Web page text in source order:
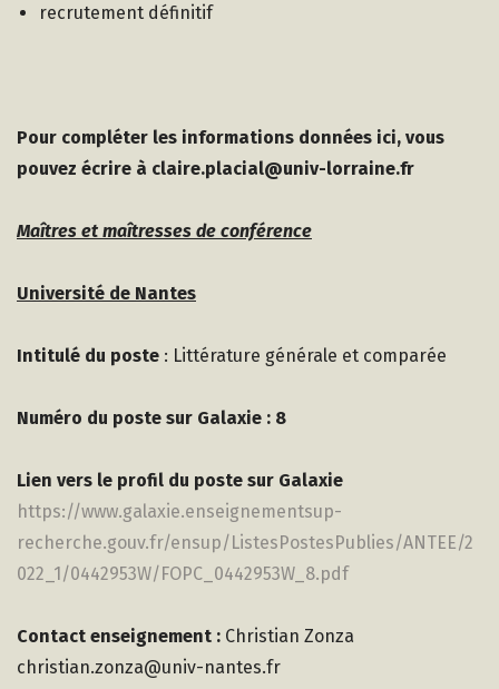
recrutement définitif
Pour compléter les informations données ici, vous
pouvez écrire à claire.placial@univ-lorraine.fr
Maîtres et maîtresses de conférence
Université de Nantes
Intitulé du poste : Littérature générale et comparée
Numéro du poste sur Galaxie : 8
Lien vers le profil du poste sur Galaxie
https://www.galaxie.enseignementsup-
recherche.gouv.fr/ensup/ListesPostesPublies/ANTEE/2
022_1/0442953W/FOPC_0442953W_8.pdf
Contact enseignement : Christian Zonza
christian.zonza@univ-nantes.fr